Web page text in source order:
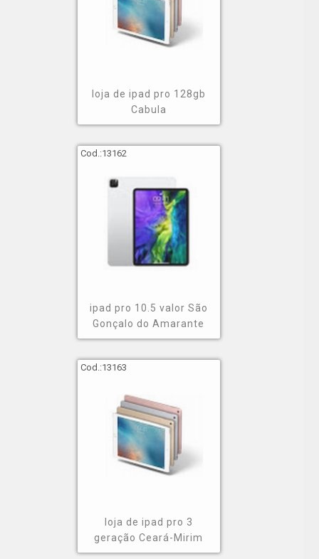
loja de ipad pro 128gb
Cabula
Cod.:13162
ipad pro 10.5 valor São
Gonçalo do Amarante
Cod.:13163
loja de ipad pro 3
geração Ceará-Mirim